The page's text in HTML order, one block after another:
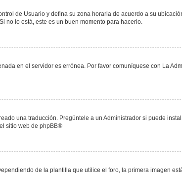
de Usuario y defina su zona horaria de acuerdo a su
no lo está, este es un buen momento para hacerlo.
en el servidor es errónea. Por favor comuníquese con La
una traducción. Pregúntele a un Administrador si puede
sitio web de phpBB®
de la plantilla que utilice el foro, la primera imagen